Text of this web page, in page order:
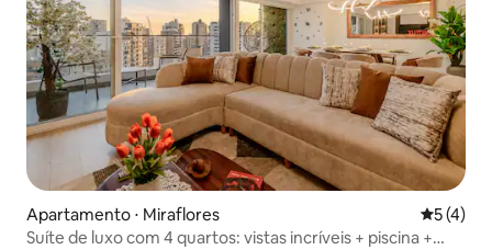
Apartamento ⋅ Miraflores 5 de
5 (4)
Suíte de luxo com 4 quartos: vistas incríveis + piscina +